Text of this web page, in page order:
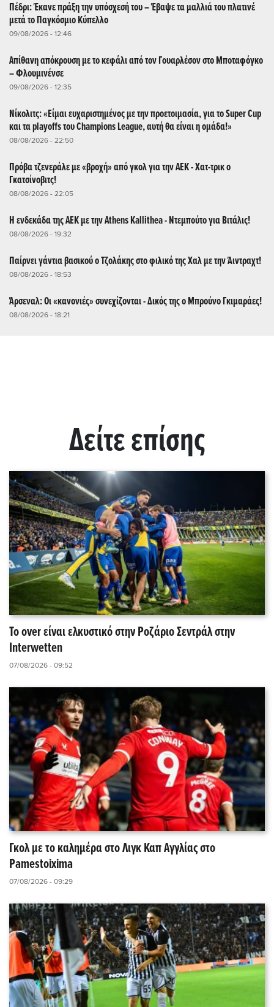
Πέδρι: Έκανε πράξη την υπόσχεσή του – Έβαψε τα μαλλιά του πλατινέ
μετά το Παγκόσμιο Κύπελλο
09/08/2026 - 12:46
Απίθανη απόκρουση με το κεφάλι από τον Γουαρλέσον στο Μποταφόγκο
– Φλουμινένσε
09/08/2026 - 12:35
Νίκολιτς: «Είμαι ευχαριστημένος με την προετοιμασία, για το Super Cup
και τα playoffs του Champions League, αυτή θα είναι η ομάδα!»
08/08/2026 - 22:50
Πρόβα τζενεράλε με «βροχή» από γκολ για την ΑΕΚ - Χατ-τρικ ο
Γκατσίνοβιτς!
08/08/2026 - 22:05
Η ενδεκάδα της ΑΕΚ με την Athens Kallithea - Ντεμπούτο για Βιτάλις!
08/08/2026 - 19:32
Παίρνει γάντια βασικού ο Τζολάκης στο φιλικό της Χαλ με την Άιντραχτ!
08/08/2026 - 18:53
Άρσεναλ: Οι «κανονιές» συνεχίζονται - Δικός της ο Μπρούνο Γκιμαράες!
08/08/2026 - 18:21
Δείτε επίσης
Το over είναι ελκυστικό στην Ροζάριο Σεντράλ στην
Interwetten
07/08/2026 - 09:52
Γκολ με το καλημέρα στο Λιγκ Καπ Αγγλίας στο
Pamestoixima
07/08/2026 - 09:29